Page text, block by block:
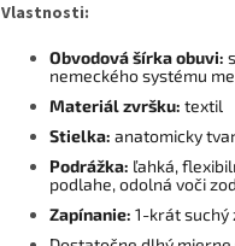
Vlastnosti:
Obvodová šírka obuvi:
nemeckého systému
Materiál zvršku: textil
Stielka: anatomicky
Podrážka: ľahká,
podlahe, odolná voči
Zapínanie: 1-krát suchý